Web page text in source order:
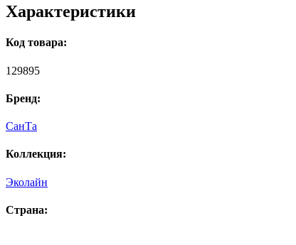
Характеристики
Код товара:
129895
Бренд:
СанТа
Коллекция:
Эколайн
Страна: